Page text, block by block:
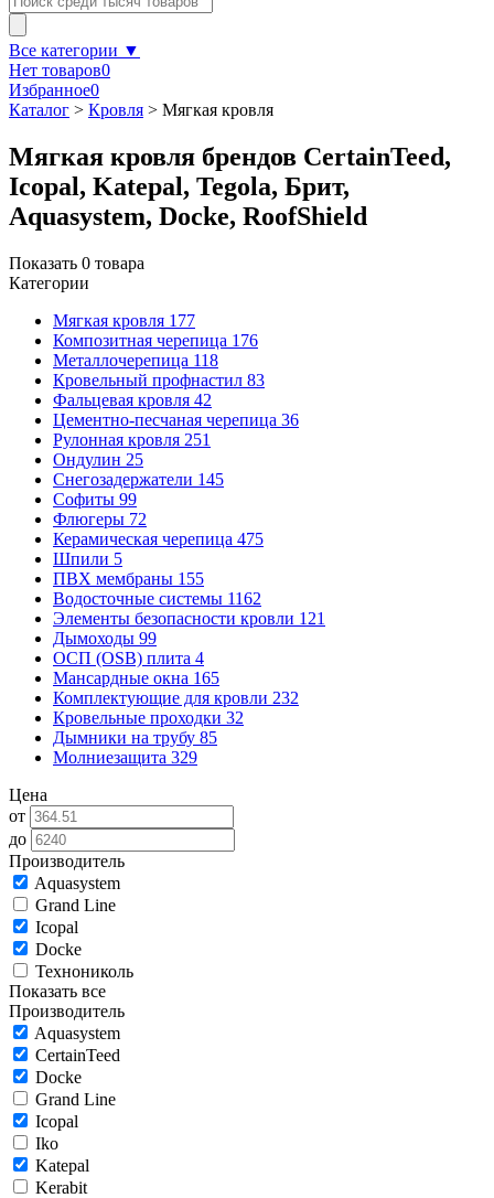
Все категории ▼
Нет товаров0
Избранное0
Каталог > Кровля > Мягкая кровля
Мягкая кровля брендов CertainTeed,
Icopal, Katepal, Tegola, Брит,
Aquasystem, Docke, RoofShield
Показать 0 товара
Категории
Мягкая кровля 177
Композитная черепица 176
Металлочерепица 118
Кровельный профнастил 83
Фальцевая кровля 42
Цементно-песчаная черепица 36
Рулонная кровля 251
Ондулин 25
Снегозадержатели 145
Софиты 99
Флюгеры 72
Керамическая черепица 475
Шпили 5
ПВХ мембраны 155
Водосточные системы 1162
Элементы безопасности кровли 121
Дымоходы 99
ОСП (OSB) плита 4
Мансардные окна 165
Комплектующие для кровли 232
Кровельные проходки 32
Дымники на трубу 85
Молниезащита 329
Цена
от
до
Производитель
Aquasystem
Grand Line
Icopal
Docke
Технониколь
Показать все
Производитель
Aquasystem
CertainTeed
Docke
Grand Line
Icopal
Iko
Katepal
Kerabit